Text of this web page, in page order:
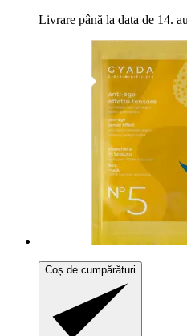
Livrare până la data de 14.
Coș de cumpărături